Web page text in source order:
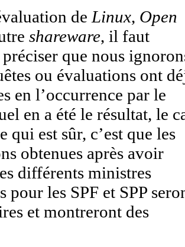
de Linux, Open
shareware, il faut
que nous
ou évaluations ont
en l’occurrence par le
en a été le résultat, le
qui est sûr, c’est que les
obtenues après avoir
différents ministres
pour les SPF et SPP
et montreront des